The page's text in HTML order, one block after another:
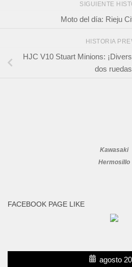
SIGUIENTE
Moto del día: Rieju
HISTORIA
HJC V10 Stuart Minions:
dos
Kawasaki
Hermosillo
FACEBOOK PAGE LIKE
agosto